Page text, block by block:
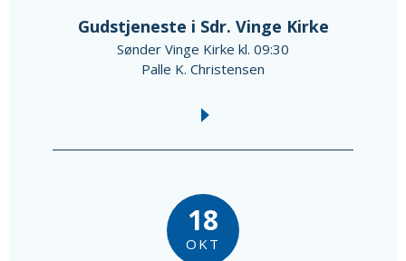
Gudstjeneste i Sdr. Vinge Kirke
Sønder Vinge Kirke kl. 09:30
Palle K. Christensen
18
OKT